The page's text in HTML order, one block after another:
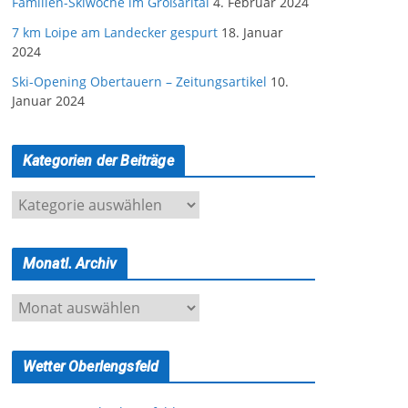
7 km Loipe am Landecker gespurt 18. Januar
2024
Ski-Opening Obertauern – Zeitungsartikel 10.
Januar 2024
Kategorien der Beiträge
a
t
g
e
Monatl. Archiv
M
o
n
Wetter Oberlengsfeld